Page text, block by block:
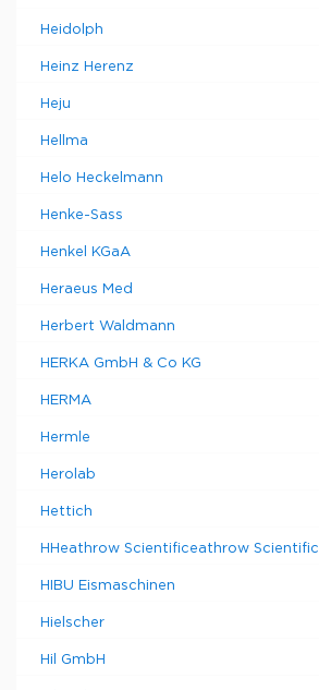
Heidolph
Heinz Herenz
Heju
Hellma
Helo Heckelmann
Henke-Sass
Henkel KGaA
Heraeus Med
Herbert Waldmann
HERKA GmbH & Co KG
HERMA
Hermle
Herolab
Hettich
HHeathrow Scientificeathrow Scientific
HIBU Eismaschinen
Hielscher
Hil GmbH